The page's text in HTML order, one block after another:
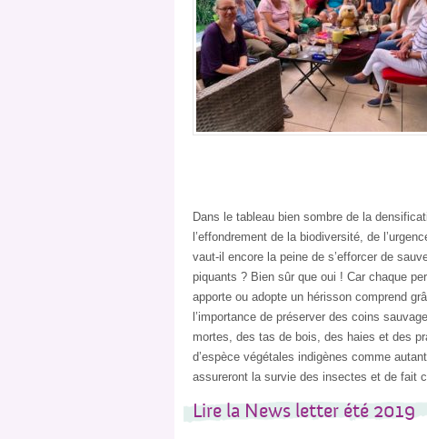
Dans le tableau bien sombre de la
l’effondrement de la biodiversité, de
vaut-il encore la peine de s’efforcer de
piquants ? Bien sûr que oui ! Car chaque
apporte ou adopte un hérisson comprend
l’importance de préserver des coins
mortes, des tas de bois, des haies et des
d’espèce végétales indigènes comme
assureront la survie des insectes et de fait
Lire la News letter été 2019